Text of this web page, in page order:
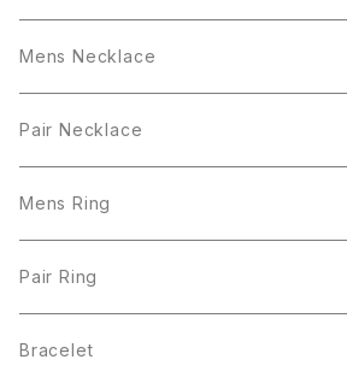
Mens Necklace
Pair Necklace
Mens Ring
Pair Ring
Bracelet